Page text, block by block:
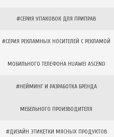
#СЕРИЯ УПАКОВОК ДЛЯ ПРИПРАВ
#СЕРИЯ РЕКЛАМНЫХ НОСИТЕЛЕЙ С РЕКЛАМОЙ
МОБИЛЬНОГО ТЕЛЕФОНА HUAWEI ASCEND
#НЕЙМИНГ И РАЗРАБОТКА БРЕНДА
МЕБЕЛЬНОГО ПРОИЗВОДИТЕЛЯ
#ДИЗАЙН ЭТИКЕТКИ МЯСНЫХ ПРОДУКТОВ